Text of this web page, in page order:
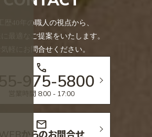
歴40年の職人の視点から、
に最適なご提案をいたします。
気軽にお問合せください。
call
975-5800
営業時間 8:00 - 17:00
mail